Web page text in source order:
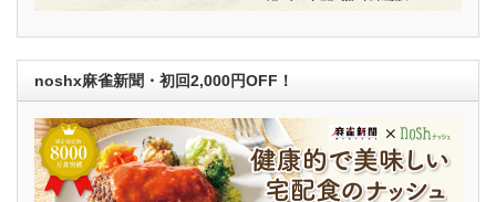
noshx麻雀新聞・初回2,000円OFF！